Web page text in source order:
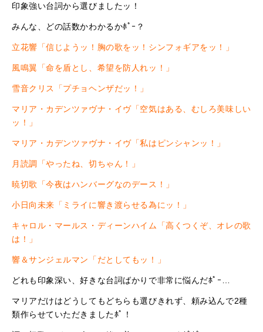
印象強い台詞から選びましたッ！
みんな、どの話数かわかるかﾎﾟｰ？
立花響「信じようッ！胸の歌をッ！シンフォギアをッ！」
風鳴翼「命を盾とし、希望を防人れッ！」
雪音クリス「プチョヘンザだッ！」
マリア・カデンツァヴナ・イヴ「空気はある、むしろ美味しい
ッ！」
マリア・カデンツァヴナ・イヴ「私はピンシャンッ！」
月読調「やったね、切ちゃん！」
暁切歌「今夜はハンバーグなのデース！」
小日向未来「ミライに響き渡らせる為にッ！」
キャロル・マールス・ディーンハイム「高くつくぞ、オレの歌
は！」
響＆サンジェルマン「だとしてもッ！」
どれも印象深い、好きな台詞ばかりで非常に悩んだﾎﾟｰ…
マリアだけはどうしてもどちらも選びきれず、頼み込んで2種
類作らせていただきましたﾎﾟ！